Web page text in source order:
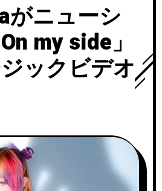
がニューシ
my side」
ックビデオ